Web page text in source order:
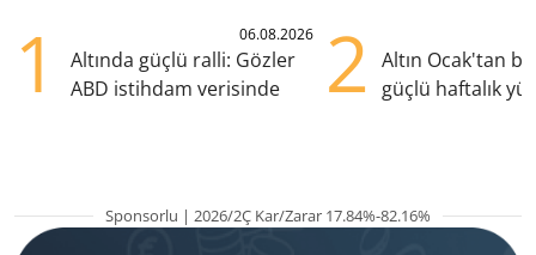
1 06.08.2026
Altında güçlü ralli: Gözler
ABD istihdam verisinde
2
Altın Ocak'tan
güçlü haftalık
Sponsorlu | 2026/2Ç Kar/Zarar 17.84%-82.16%